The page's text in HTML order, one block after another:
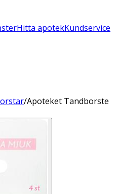
Hitta apotekKundservice
/Apoteket Tandborste